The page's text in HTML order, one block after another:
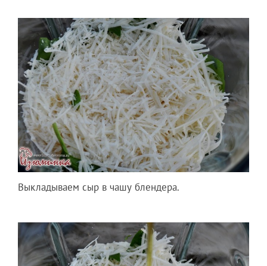
Выкладываем сыр в чашу блендера.